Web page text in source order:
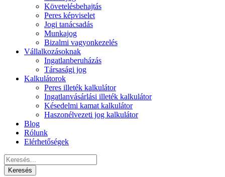
Követelésbehajtás
Peres képviselet
Jogi tanácsadás
Munkajog
Bizalmi vagyonkezelés
Vállalkozásoknak
Ingatlanberuházás
Társasági jog
Kalkulátorok
Peres illeték kalkulátor
Ingatlanvásárlási illeték kalkulátor
Késedelmi kamat kalkulátor
Haszonélvezeti jog kalkulátor
Blog
Rólunk
Elérhetőségek